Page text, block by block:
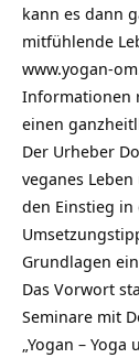
kann es dann
mitfühlende
www.yogan-
Informationen
einen
Der Urheber
veganes
den Einstieg
Grundlagen
Das Vorwort
Seminare mit
„Yogan –